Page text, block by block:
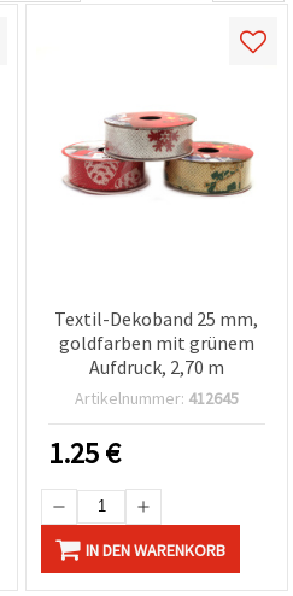
Textil-Dekoband 25 mm,
goldfarben mit grünem
Aufdruck, 2,70 m
Artikelnummer: 412645
1.25€
IN DEN WARENKORB